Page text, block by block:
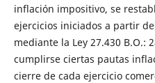
inflación impositivo, se
ejercicios iniciados a partir
mediante la Ley 27.430 B.O.:
cumplirse ciertas pautas
cierre de cada ejercicio